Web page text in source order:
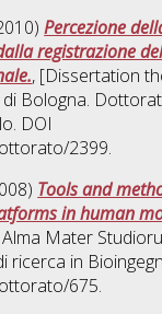
Percezione
registrazione
, [Dissertation
Bologna.
DOI
2399.
Tools and
in human
Mater
ricerca in
675.